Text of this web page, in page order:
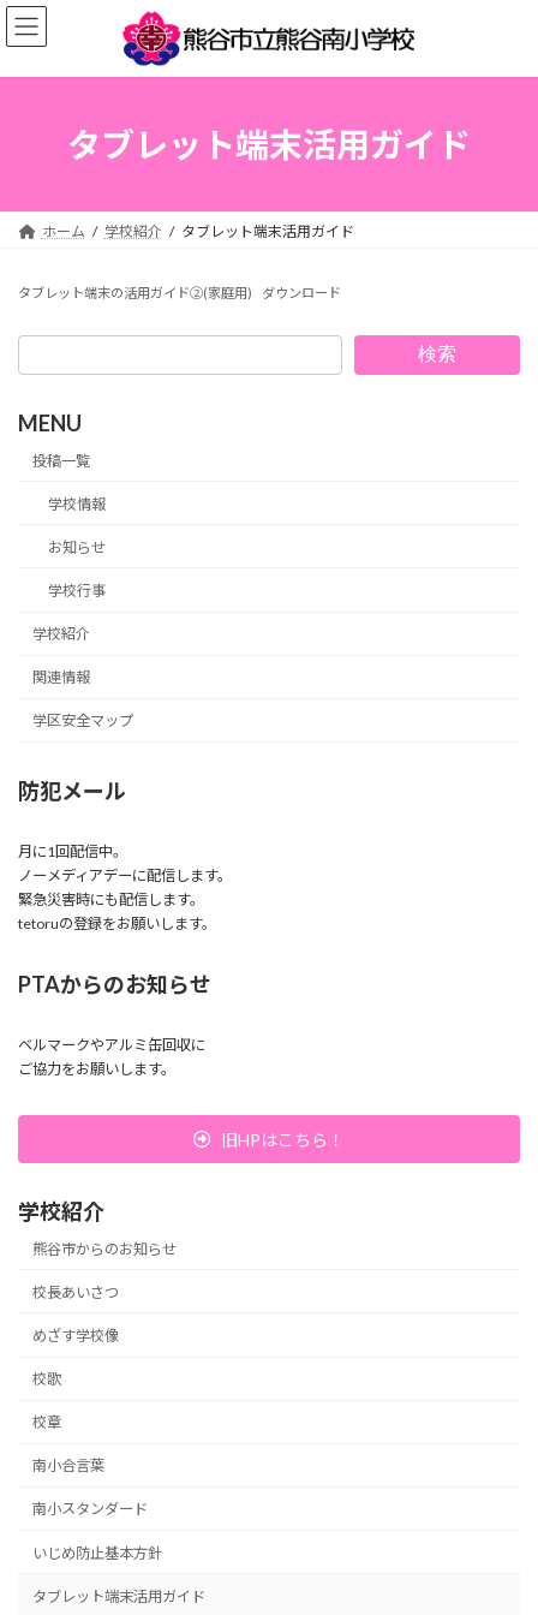
コ
ン
ン
ナ
ビ
ー
タブレット端末活用ガイド
ホーム 学校紹介 タブレット端末活用ガイド
タブレット端末の活用ガイド②(家庭用) ダウンロード
検索
MENU
投稿一覧
学校情報
お知らせ
学校行事
学校紹介
関連情報
学区安全マップ
防犯メール
月に1回配信中。
ノーメディアデーに配信します。
緊急災害時にも配信します。
tetoruの登録をお願いします。
PTAからのお知らせ
ベルマークやアルミ缶回収に
ご協力をお願いします。
旧HPはこちら！
学校紹介
熊谷市からのお知らせ
校長あいさつ
めざす学校像
校歌
校章
南小合言葉
南小スタンダード
いじめ防止基本方針
タブレット端末活用ガイド